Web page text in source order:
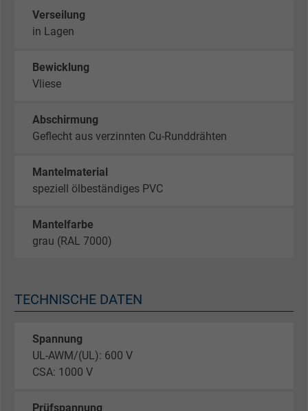
Verseilung
in Lagen
Bewicklung
Vliese
Abschirmung
Geflecht aus verzinnten Cu-Runddrähten
Mantelmaterial
speziell ölbeständiges PVC
Mantelfarbe
grau (RAL 7000)
TECHNISCHE DATEN
Spannung
UL-AWM/(UL): 600 V
CSA: 1000 V
Prüfspannung